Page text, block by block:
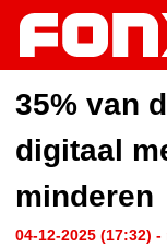
35% van
digitaal
minderen
04-12-2025 (17:32)